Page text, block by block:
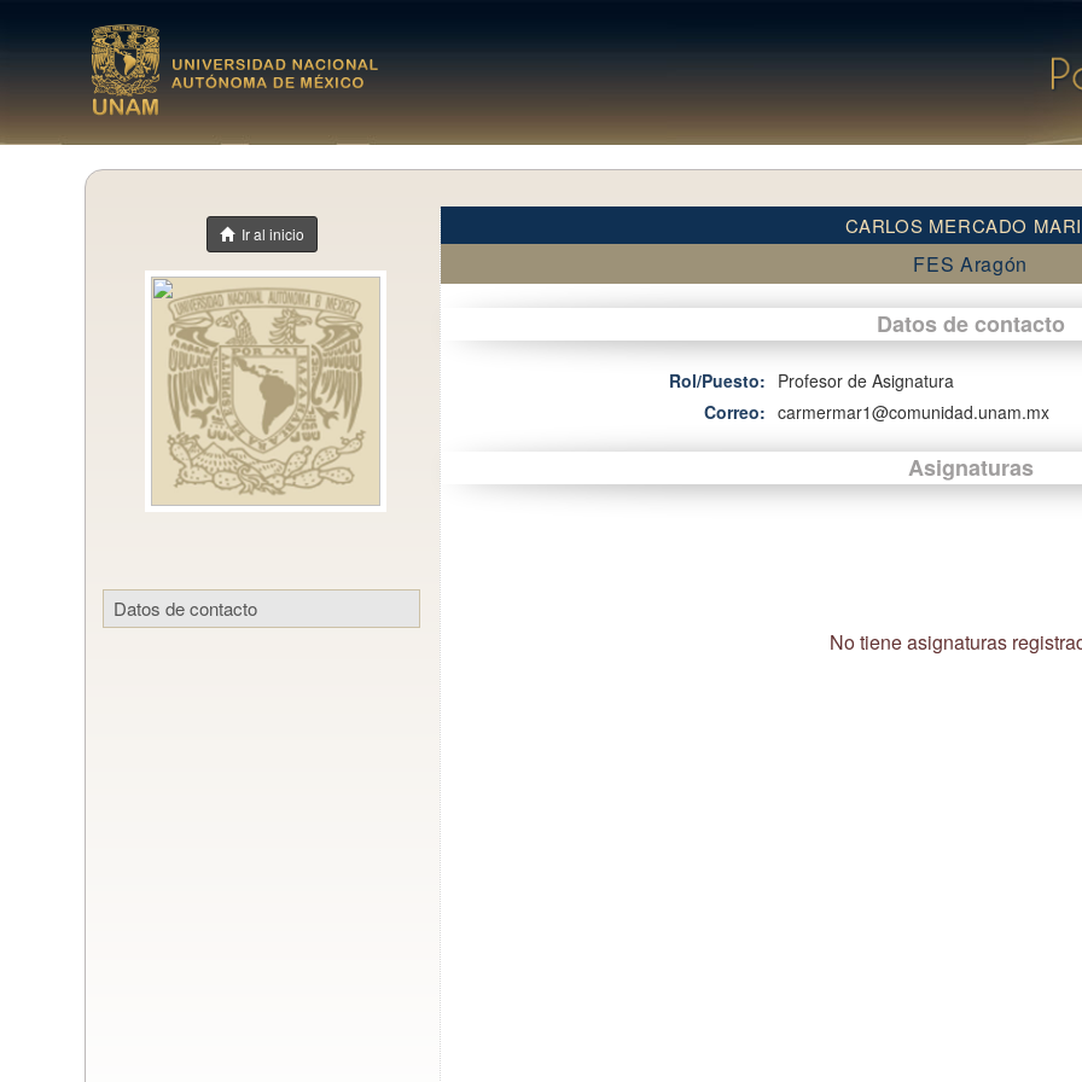
Ir al inicio
Datos de contacto
CARLOS MERCADO
FES Aragón
Datos de contacto
Rol/Puesto: Profesor de Asignatura
Correo: carmermar1@comunidad.unam.mx
Asignaturas
No tiene asignaturas